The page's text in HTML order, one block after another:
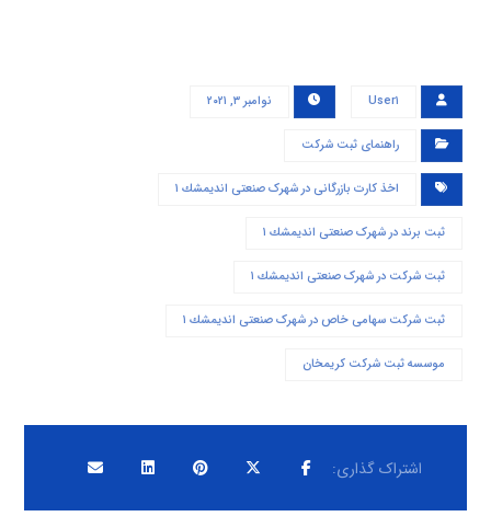
User۱ نوامبر ۳, ۲۰۲۱
راهنمای ثبت شرکت
اخذ کارت بازرگانی در شهرک صنعتی انديمشك ۱
ثبت برند در شهرک صنعتی انديمشك ۱
ثبت شرکت در شهرک صنعتی انديمشك ۱
ثبت شرکت سهامی خاص در شهرک صنعتی انديمشك ۱
موسسه ثبت شرکت کریمخان